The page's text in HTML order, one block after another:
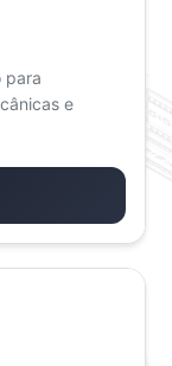
para
e